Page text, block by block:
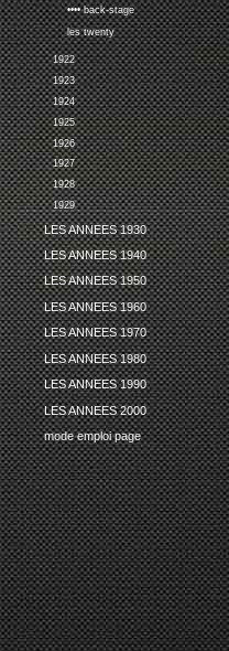
•••• back-stage
les twenty
1922
1923
1924
1925
1926
1927
1928
1929
LES ANNEES 1930
LES ANNEES 1940
LES ANNEES 1950
LES ANNEES 1960
LES ANNEES 1970
LES ANNEES 1980
LES ANNEES 1990
LES ANNEES 2000
mode emploi page